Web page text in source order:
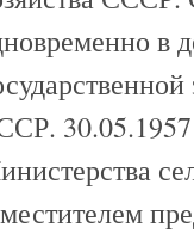
в
30.05.1957